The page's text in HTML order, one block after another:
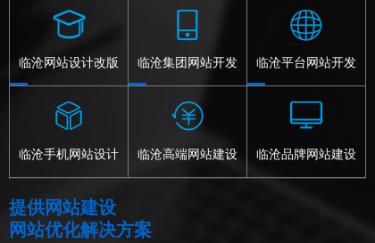
临沧网站设计改版 临沧集团网站开发 临沧平台网站开发
临沧手机网站设计 临沧高端网站建设 临沧品牌网站建设
提供网站建设
网站优化解决方案